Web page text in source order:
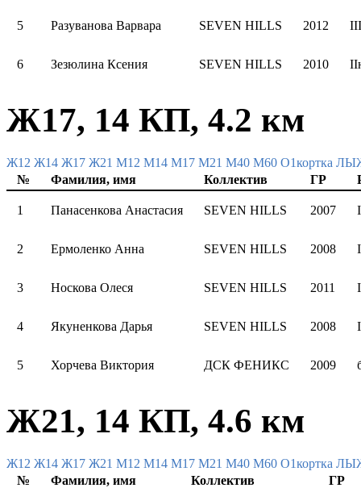
5 Разуванова Варвара SEVEN HILLS 2012 III
6 Зезюлина Ксения SEVEN HILLS 2010
Ж17, 14 КП, 4.2 км
Ж12 Ж14 Ж17 Ж21 М12 М14 М17 М21 М40 М60 О1кортка
№
Фамилия, имя Коллектив ГР
1 Панасенкова Анастасия SEVEN HILLS 2007 I
2 Ермоленко Анна SEVEN HILLS 2008 I
3 Носкова Олеся SEVEN HILLS 2011
4 Якуненкова Дарья SEVEN HILLS 2008 I
5 Хорчева Виктория ДСК ФЕНИКС 2009
Ж21, 14 КП, 4.6 км
Ж12 Ж14 Ж17 Ж21 М12 М14 М17 М21 М40 М60 О1кортка
№
Фамилия, имя Коллектив ГР